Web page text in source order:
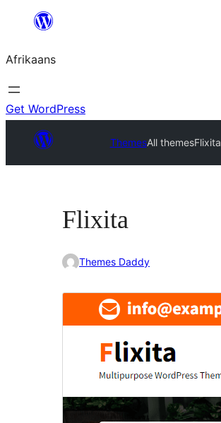
content
Afrikaans
Get WordPress
ThemesAll themesFlixita
Flixita
Themes Daddy